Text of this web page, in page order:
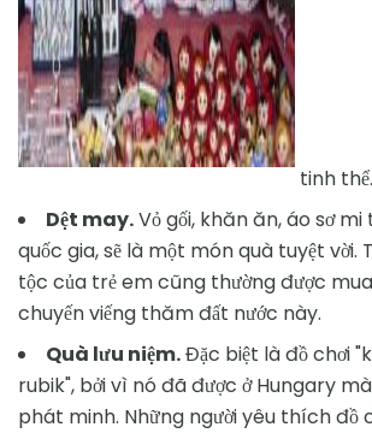
tinh thể.
Dệt may.Vỏ gối, khăn ăn, áo sơ
quốc gia, sẽ là một món quà tuyệt vời.
tộc của trẻ em cũng thường được
chuyến viếng thăm đất nước này.
Quà lưu niệm.Đặc biệt là đồ chơi
rubik", bởi vì nó đã được ở Hungary
phát minh. Những người yêu thích đồ